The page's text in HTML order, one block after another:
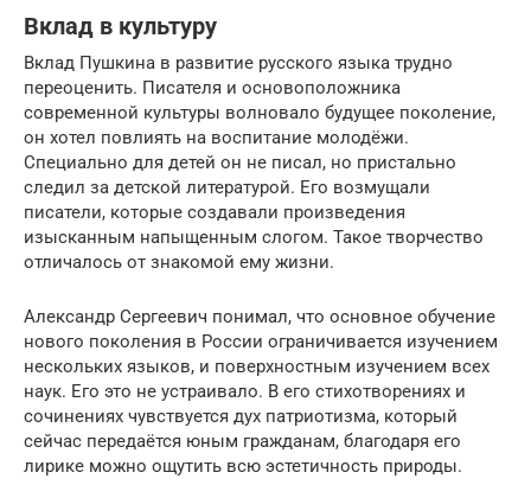
Вклад в культуру
Вклад Пушкина в развитие русского языка трудно
переоценить. Писателя и основоположника
современной культуры волновало будущее поколение,
он хотел повлиять на воспитание молодёжи.
Специально для детей он не писал, но пристально
следил за детской литературой. Его возмущали
писатели, которые создавали произведения
изысканным напыщенным слогом. Такое творчество
отличалось от знакомой ему жизни.
Александр Сергеевич понимал, что основное обучение
нового поколения в России ограничивается изучением
нескольких языков, и поверхностным изучением всех
наук. Его это не устраивало. В его стихотворениях и
сочинениях чувствуется дух патриотизма, который
сейчас передаётся юным гражданам, благодаря его
лирике можно ощутить всю эстетичность природы.